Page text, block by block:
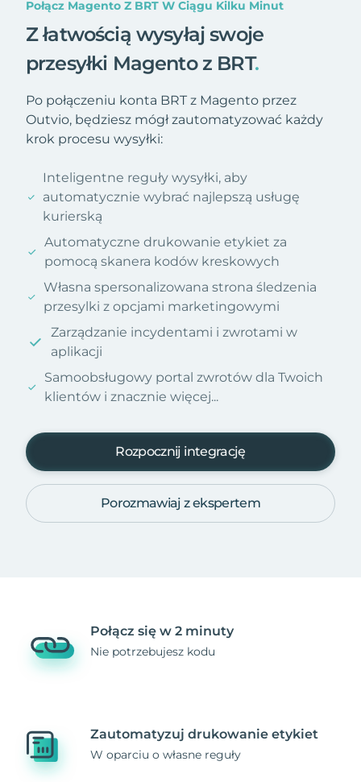
Połącz Magento Z BRT W Ciągu Kilku Minut
Z łatwością wysyłaj swoje
przesyłki Magento z BRT.
Po połączeniu konta BRT z Magento przez
Outvio, będziesz mógł zautomatyzować każdy
krok procesu wysyłki:
Inteligentne reguły wysyłki, aby
automatycznie wybrać najlepszą usługę
kurierską
Automatyczne drukowanie etykiet za
pomocą skanera kodów kreskowych
Własna spersonalizowana strona śledzenia
przesylki z opcjami marketingowymi
Zarządzanie incydentami i zwrotami w
aplikacji
Samoobsługowy portal zwrotów dla Twoich
klientów i znacznie więcej...
Rozpocznij integrację
Porozmawiaj z ekspertem
Połącz się w 2 minuty
Nie potrzebujesz kodu
Zautomatyzuj drukowanie etykiet
W oparciu o własne reguły